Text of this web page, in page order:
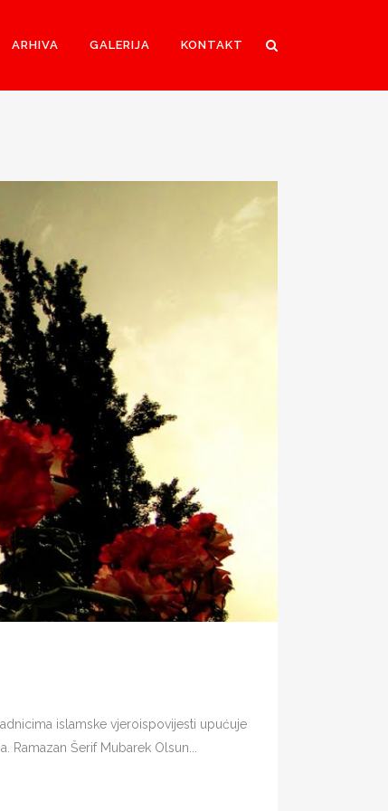
ARHIVA GALERIJA KONTAKT
islamske vjeroispovijesti upućuje
Šerif Mubarek Olsun...